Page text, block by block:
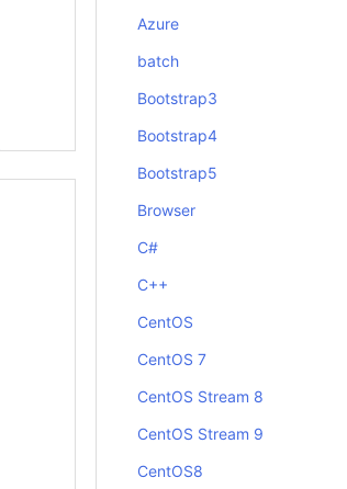
Azure
batch
Bootstrap3
Bootstrap4
Bootstrap5
Browser
C#
C++
CentOS
CentOS 7
CentOS Stream 8
CentOS Stream 9
CentOS8